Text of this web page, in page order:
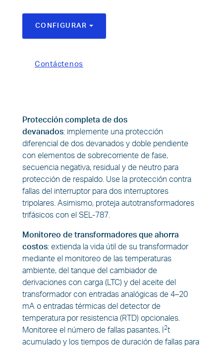
CONFIGURAR
Contáctenos
Protección completa de dos
devanados: implemente una protección
diferencial de dos devanados y doble pendiente
con elementos de sobrecorriente de fase,
secuencia negativa, residual y de neutro para
protección de respaldo. Use la protección contra
fallas del interruptor para dos interruptores
tripolares. Asimismo, proteja autotransformadores
trifásicos con el SEL-787.
Monitoreo de transformadores que ahorra
costos: extienda la vida útil de su transformador
mediante el monitoreo de las temperaturas
ambiente, del tanque del cambiador de
derivaciones con carga (LTC) y del aceite del
transformador con entradas analógicas de 4–20
mA o entradas térmicas del detector de
temperatura por resistencia (RTD) opcionales.
Monitoree el número de fallas pasantes, I
2t
acumulado y los tiempos de duración de fallas para